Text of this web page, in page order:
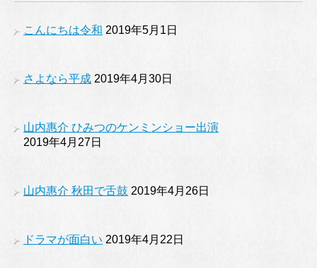
こんにちは令和 2019年5月1日
さよなら平成 2019年4月30日
山内惠介 ひみつのケンミンショー出演
2019年4月27日
山内惠介 秋田で舌鼓 2019年4月26日
ドラマが面白い 2019年4月22日